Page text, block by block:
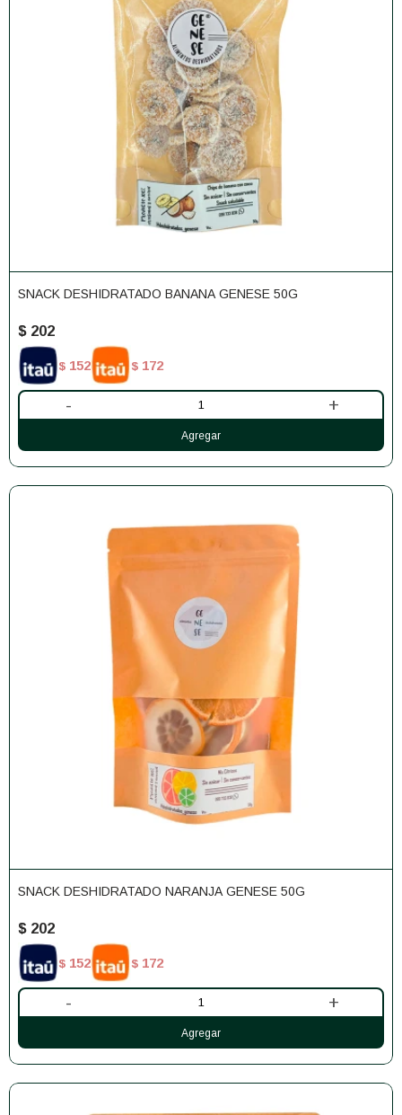
SNACK DESHIDRATADO BANANA GENESE 50G
$ 202
$ 152 $ 172
- +
SNACK DESHIDRATADO NARANJA GENESE 50G
$ 202
$ 152 $ 172
- +